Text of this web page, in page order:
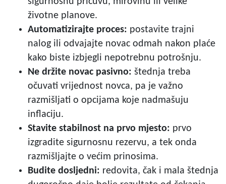
životne planove.
Automatizirajte proces: postavite trajni
nalog ili odvajajte novac odmah nakon plaće
kako biste izbjegli nepotrebnu potrošnju.
Ne držite novac pasivno: štednja treba
očuvati vrijednost novca, pa je važno
razmišljati o opcijama koje nadmašuju
inflaciju.
Stavite stabilnost na prvo mjesto: prvo
izgradite sigurnosnu rezervu, a tek onda
razmišljajte o većim prinosima.
Budite dosljedni: redovita, čak i mala štednja